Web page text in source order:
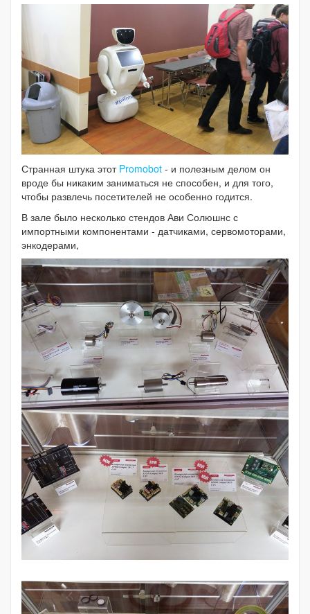
Странная штука этот Promobot - и полезным делом он
вроде бы никаким заниматься не способен, и для того,
чтобы развлечь посетителей не особенно годится.
В зале было несколько стендов Ави Солюшнс с
импортными компонентами - датчиками, сервомоторами,
энкодерами,